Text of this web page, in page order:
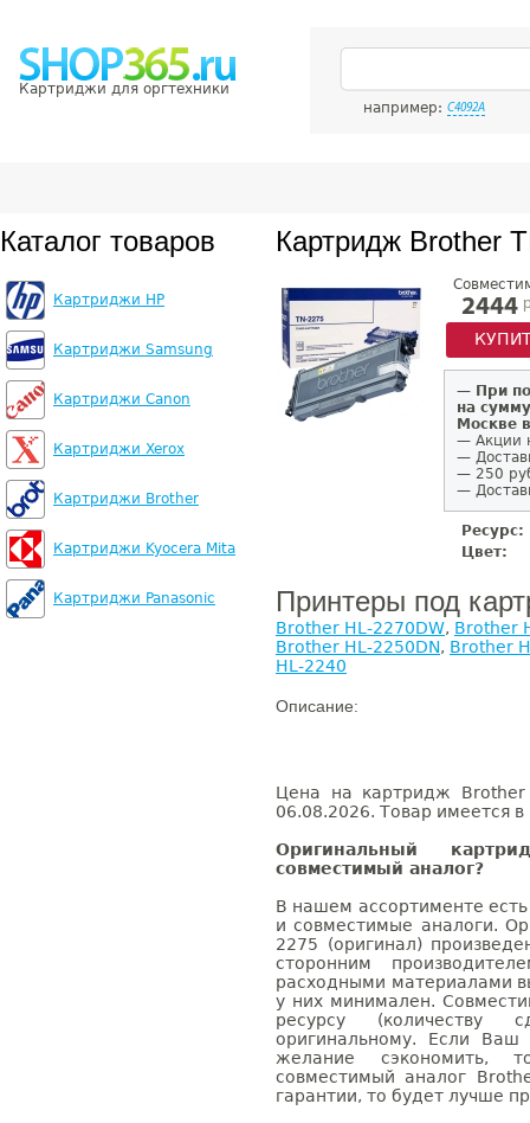
Картриджи для оргтехники
например: C4092A
Каталог товаров
Картриджи HP
Картриджи Samsung
Картриджи Canon
Картриджи Xerox
Картриджи Brother
Картриджи Kyocera Mita
Картриджи Panasonic
Картридж Brother
2444
— При
на
Москве
— Акции
—
— 250
—
Ресурс:
Цвет:
Принтеры под
Brother HL-2270DW, Brother
Brother HL-2250DN, Brother
HL-2240
Описание:
Цена на картридж Brother
06.08.2026. Товар имеется в
Оригинальный
совместимый аналог?
В нашем ассортименте
и совместимые аналоги.
2275 (оригинал)
сторонним
расходными материалами
у них минимален.
ресурсу (количеству
оригинальному. Если
желание сэкономить,
совместимый аналог
гарантии, то будет лучше